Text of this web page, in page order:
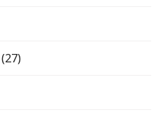
(27)